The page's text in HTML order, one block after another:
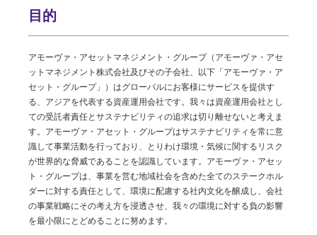
目的
アモーヴァ・アセットマネジメント・グループ（アモーヴァ・アセ
ットマネジメント株式会社及びその子会社、以下「アモーヴァ・ア
セット・グループ」）はグローバルにお客様にサービスを提供す
る、アジアを代表する資産運用会社です。我々は資産運用会社とし
ての受託者責任とサステナビリティの追求は切り離せないと考えま
す。アモーヴァ・アセット・グループはサステナビリティを常に意
識して事業活動を行っており、とりわけ環境・気候に関するリスク
が世界的な脅威であることを認識しています。アモーヴァ・アセッ
ト・グループは、事業を営む地域社会を含めた全てのステークホル
ダーに対する責任として、環境に配慮する社内文化を醸成し、会社
の事業戦略にその考え方を浸透させ、我々の環境に対する負の影響
を最小限にとどめることに努めます。